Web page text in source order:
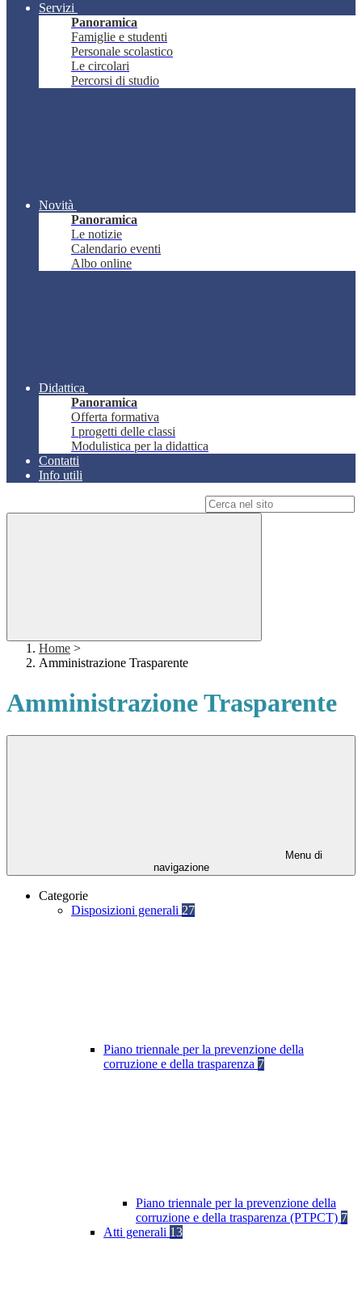
Servizi
Panoramica
Famiglie e studenti
Personale scolastico
Le circolari
Percorsi di studio
Novità
Panoramica
Le notizie
Calendario eventi
Albo online
Didattica
Panoramica
Offerta formativa
I progetti delle classi
Modulistica per la didattica
Contatti
Info utili
Home >
Amministrazione Trasparente
Amministrazione Trasparente
Menu di
navigazione
Categorie
Disposizioni generali 27
Piano triennale per la prevenzione della
corruzione e della trasparenza 7
Piano triennale per la prevenzione della
corruzione e della trasparenza (PTPCT) 7
Atti generali 13